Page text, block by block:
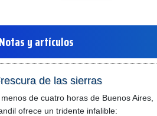
Notas y artículos
de las sierras
menos de cuatro horas de Buenos Aires,
ofrece un tridente infalible: